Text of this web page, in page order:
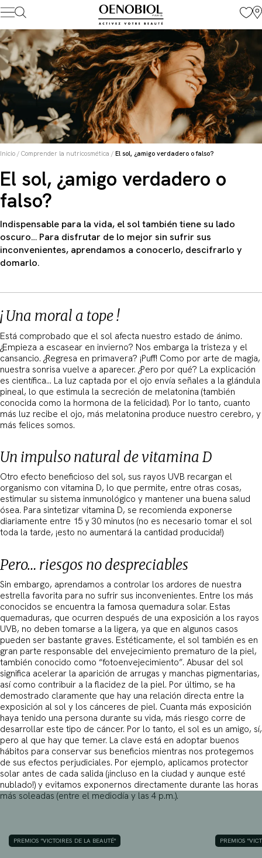
Skip
to
content
Inicio / Comprender la nutricosmética / El sol, ¿amigo verdadero o falso?
El sol, ¿amigo verdadero o
falso?
Indispensable para la vida, el sol también tiene su lado
oscuro… Para disfrutar de lo mejor sin sufrir sus
inconvenientes, aprendamos a conocerlo, descifrarlo y
domarlo.
¡ Una moral a tope !
Está comprobado que el sol afecta nuestro estado de ánimo.
¿Empieza a escasear en invierno? Nos embarga la tristeza y el
cansancio. ¿Regresa en primavera? ¡Puff! Como por arte de magia,
nuestra sonrisa vuelve a aparecer. ¿Pero por qué? La explicación
es científica… La luz captada por el ojo envía señales a la glándula
pineal, lo que estimula la secreción de melatonina (también
conocida como la hormona de la felicidad). Por lo tanto, cuanto
más luz recibe el ojo, más melatonina produce nuestro cerebro, y
más felices somos.
Un impulso natural de vitamina D
Otro efecto beneficioso del sol, sus rayos UVB recargan el
organismo con vitamina D, lo que permite, entre otras cosas,
estimular su sistema inmunológico y mantener una buena salud
ósea. Para sintetizar vitamina D, se recomienda exponerse
diariamente entre 15 y 30 minutos (no es necesario tomar el sol
toda la tarde, ¡esto no aumentará la cantidad producida!)
Pero… riesgos no despreciables
Sin embargo, aprendamos a controlar los ardores de nuestra
estrella favorita para no sufrir sus inconvenientes. Entre los más
conocidos se encuentra la famosa quemadura solar. Estas
quemaduras, que ocurren después de una exposición a los rayos
UVB, no deben tomarse a la ligera, ya que en algunos casos
pueden ser bastante graves. Estéticamente, el sol también es en
gran parte responsable del envejecimiento prematuro de la piel,
también conocido como “fotoenvejecimiento”. Abusar del sol
significa acelerar la aparición de arrugas y manchas pigmentarias,
así como contribuir a la flacidez de la piel. Por último, se ha
demostrado claramente que hay una relación directa entre la
exposición al sol y los cánceres de piel. Cuanta más exposición
haya tenido una persona durante su vida, más riesgo corre de
desarrollar este tipo de cáncer. Por lo tanto, el sol es un amigo, sí,
pero al que hay que temer. La clave está en adoptar buenos
hábitos para conservar sus beneficios mientras nos protegemos
de sus efectos perjudiciales. Por ejemplo, aplicamos protector
solar antes de cada salida (¡incluso en la ciudad y aunque esté
nublado!) y evitamos exponernos directamente durante las horas
más soleadas (entre el mediodía y las 4 p.m.).
PREMIOS "VICTOIRES DE LA BEAUTÉ" PREMIOS